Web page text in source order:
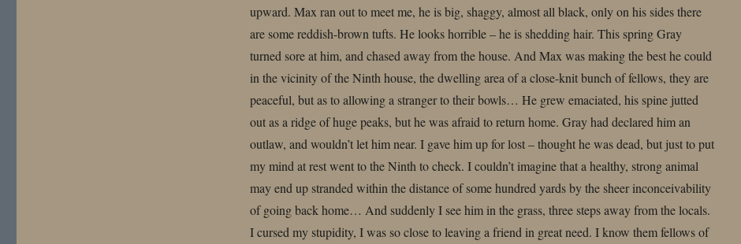
upward. Max ran out to meet me, he is big, shaggy, almost all black, only on his sides there
are some reddish-brown tufts. He looks horrible – he is shedding hair. This spring Gray
turned sore at him, and chased away from the house. And Max was making the best he could
in the vicinity of the Ninth house, the dwelling area of a close-knit bunch of fellows, they are
peaceful, but as to allowing a stranger to their bowls… He grew emaciated, his spine jutted
out as a ridge of huge peaks, but he was afraid to return home. Gray had declared him an
outlaw, and wouldn’t let him near. I gave him up for lost – thought he was dead, but just to put
my mind at rest went to the Ninth to check. I couldn’t imagine that a healthy, strong animal
may end up stranded within the distance of some hundred yards by the sheer inconceivability
of going back home… And suddenly I see him in the grass, three steps away from the locals.
I cursed my stupidity, I was so close to leaving a friend in great need. I know them fellows of